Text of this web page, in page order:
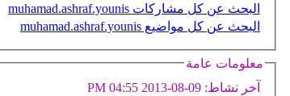
البحث عن كل مشاركات muhamad.ashraf.younis
البحث عن كل مواضيع muhamad.ashraf.younis
معلومات عامة
آخر نشاط:
04:55 PM